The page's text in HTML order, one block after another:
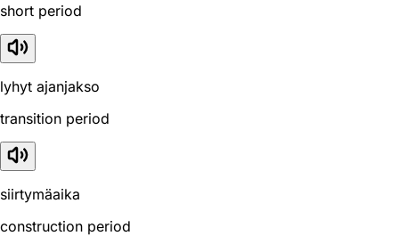
short period
lyhyt ajanjakso
transition period
siirtymäaika
construction period